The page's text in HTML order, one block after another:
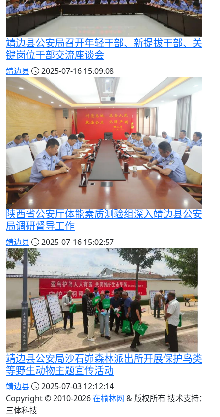
靖边县公安局召开年轻干部、新提拔干部、关
键岗位干部交流座谈会
靖边县 2025-07-16 15:09:08
陕西省公安厅体能素质测验组深入靖边县公安
局调研督导工作
靖边县 2025-07-16 15:02:57
靖边县公安局沙石峁森林派出所开展保护鸟类
等野生动物主题宣传活动
靖边县
2025-07-03 12:12:14
Copyright © 2010-2026在榆林网 & 版权所有 技术支持：
三体科技